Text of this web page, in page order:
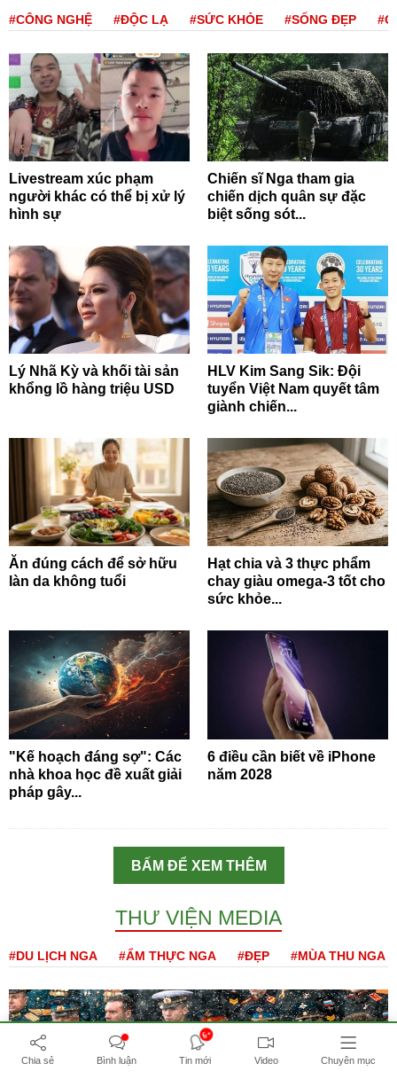
#CÔNG NGHỆ #ĐỘC LẠ #SỨC KHỎE #SỐNG ĐẸP
Livestream xúc phạm
người khác có thể bị xử lý
hình sự
Chiến sĩ Nga tham gia
chiến dịch quân sự đặc
biệt sống sót...
Lý Nhã Kỳ và khối tài sản
khổng lồ hàng triệu USD
HLV Kim Sang Sik: Đội
tuyển Việt Nam quyết tâm
giành chiến...
Ăn đúng cách để sở hữu
làn da không tuổi
Hạt chia và 3 thực phẩm
chay giàu omega-3 tốt cho
sức khỏe...
"Kế hoạch đáng sợ": Các
nhà khoa học đề xuất giải
pháp gây...
6 điều cần biết về iPhone
năm 2028
BẤM ĐỂ XEM THÊM
THƯ VIỆN MEDIA
#DU LỊCH NGA #ẨM THỰC NGA #ĐẸP #MÙA THU NGA
Chia sẻ Bình luận
6+
Tin mới Video Chuyên mục